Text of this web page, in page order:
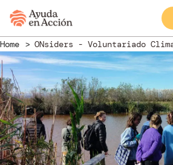
Home ONsiders - Voluntariado